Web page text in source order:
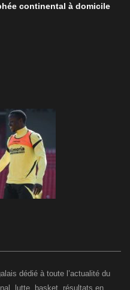
continental à domicile
dédié à toute l’actualité du
lutte, basket, résultats en